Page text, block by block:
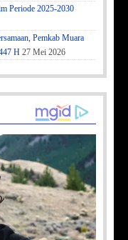
Periode 2025-2030
Pemkab Muara
H 27 Mei 2026